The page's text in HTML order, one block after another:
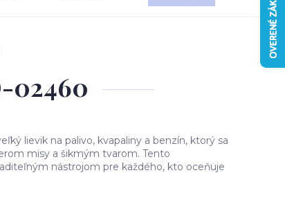
02460
lievik na palivo, kvapaliny a benzín, ktorý sa
misy a šikmým tvarom. Tento
nástrojom pre každého, kto oceňuje